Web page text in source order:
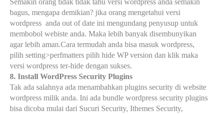
bagus, mengapa demikian? jika orang mengetahui versi
wordpress anda out of date ini mengundang penyusup untuk
membobol webiste anda. Maka lebih banyak disembunyikan
agar lebih aman.Cara termudah anda bisa masuk wordpress,
pilih setting>perfmatters pilih hide WP version dan klik maka
versi wordpress ter-hide dengan sukses.
8. Install WordPress Security Plugins
Tak ada salahnya ada menambahkan plugins security di website
wordpress milik anda. Ini ada bundle wordpress security plugins
bisa dicoba mulai dari Sucuri Security, Ithemes Security,